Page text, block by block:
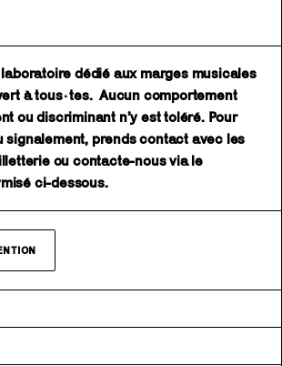
dédié aux marges musicales
à tous·tes. Aucun comportement
ou discriminant n’y est toléré. Pour
signalement, prends contact avec les
ou contacte-nous via le
ci-dessous.